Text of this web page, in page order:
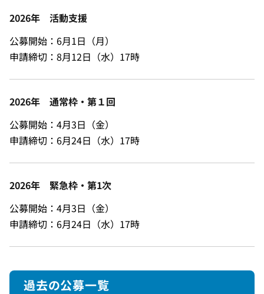
2026年 活動支援
公募開始：6月1日（月）
申請締切：8月12日（水）17時
2026年 通常枠・第１回
公募開始：4月3日（金）
申請締切：6月24日（水）17時
2026年 緊急枠・第1次
公募開始：4月3日（金）
申請締切：6月24日（水）17時
過去の公募一覧